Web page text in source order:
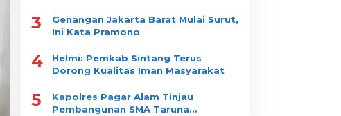
3
Genangan Jakarta Barat Mulai Surut,
Ini Kata Pramono
4
Helmi: Pemkab Sintang Terus
Dorong Kualitas Iman Masyarakat
5
Kapolres Pagar Alam Tinjau
Pembangunan SMA Taruna